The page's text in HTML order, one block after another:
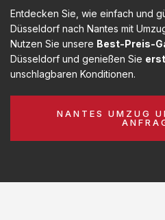
Entdecken Sie, wie einfach und
Düsseldorf nach Nantes mit
Nutzen Sie unsere Best-Preis-
Düsseldorf und genießen Sie
unschlagbaren Konditionen.
NANTES UMZUG